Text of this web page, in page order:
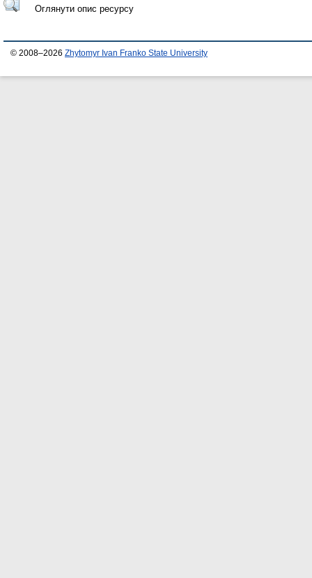
Оглянути опис ресурсу
© 2008–2026 Zhytomyr Ivan Franko State University